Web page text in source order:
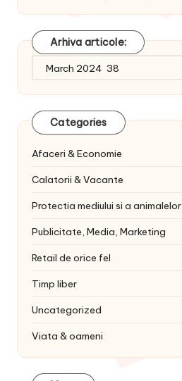
Arhiva articole:
Arhiva
Categories
Afaceri & Economie
Calatorii & Vacante
Protectia mediului si a animalelor
Publicitate, Media, Marketing
Retail de orice fel
Timp liber
Uncategorized
Viata & oameni